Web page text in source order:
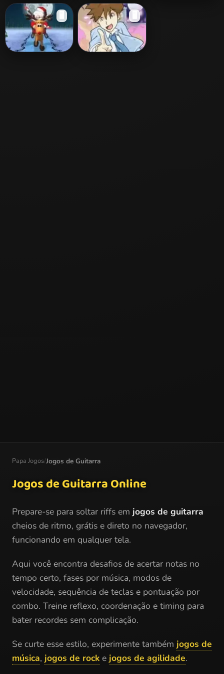
Soft Guitar Girl Guitar Hero II
Papa Jogos/Jogos de Guitarra
Jogos de Guitarra Online
Prepare-se para soltar riffs em jogos de guitarra
cheios de ritmo, grátis e direto no navegador,
funcionando em qualquer tela.
Aqui você encontra desafios de acertar notas no
tempo certo, fases por música, modos de
velocidade, sequência de teclas e pontuação por
combo. Treine reflexo, coordenação e timing para
bater recordes sem complicação.
Se curte esse estilo, experimente também jogos de
música, jogos de rock e jogos de agilidade.